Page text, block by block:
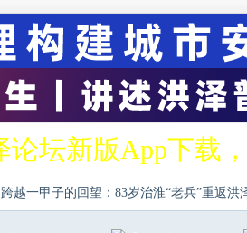
论坛新版App下载
跨越一甲子的回望：83岁治淮“老兵”重返洪